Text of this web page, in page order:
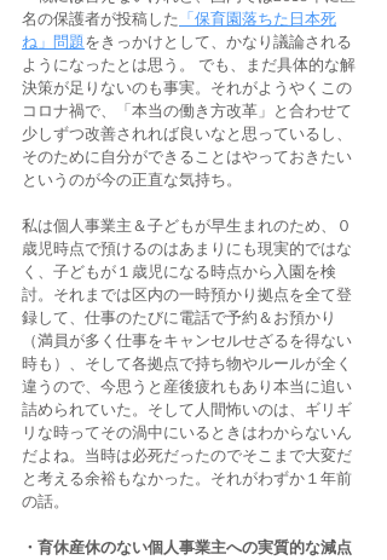
名の保護者が投稿した 「保育園落ちた日本死
ね」問題をきっかけとして、かなり議論される
ようになったとは思う。 でも、まだ具体的な解
決策が足りないのも事実。それがようやくこの
コロナ禍で、「本当の働き方改革」と合わせて
少しずつ改善されれば良いなと思っているし、
そのために自分ができることはやっておきたい
というのが今の正直な気持ち。
私は個人事業主＆子どもが早生まれのため、０
歳児時点で預けるのはあまりにも現実的ではな
く、子どもが１歳児になる時点から入園を検
討。それまでは区内の一時預かり拠点を全て登
録して、仕事のたびに電話で予約＆お預かり
（満員が多く仕事をキャンセルせざるを得ない
時も）、そして各拠点で持ち物やルールが全く
違うので、今思うと産後疲れもあり本当に追い
詰められていた。そして人間怖いのは、ギリギ
リな時ってその渦中にいるときはわからないん
だよね。当時は必死だったのでそこまで大変だ
と考える余裕もなかった。それがわずか１年前
の話。
・育休産休のない個人事業主への実質的な減点